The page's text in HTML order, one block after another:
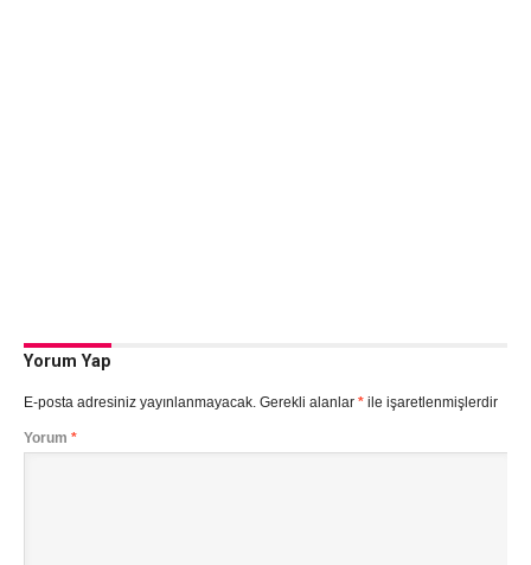
Yorum Yap
E-posta adresiniz yayınlanmayacak. Gerekli alanlar *ile işaretlenmişlerdir
Yorum *